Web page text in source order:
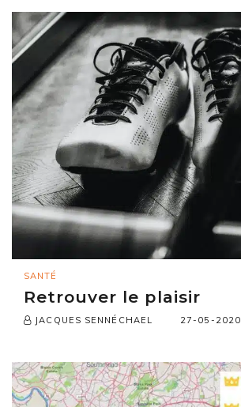
SANTÉ
Retrouver le plaisir
JACQUES SENNÉCHAEL 27-05-2020